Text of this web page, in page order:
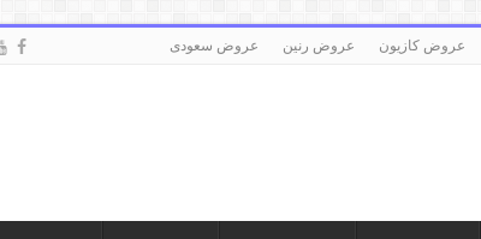
عروض كازيون عروض رنين عروض سعودى